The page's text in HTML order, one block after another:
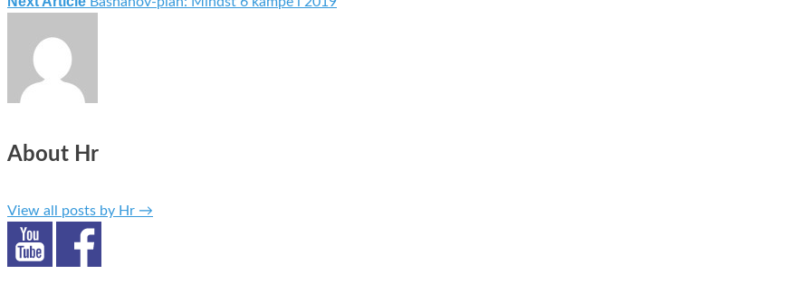
About Hr
View all posts by Hr →